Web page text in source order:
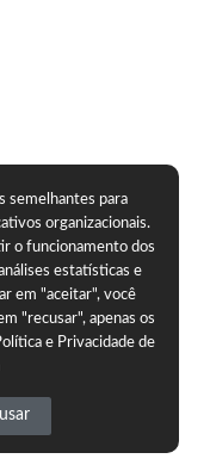
semelhantes para
organizacionais.
o funcionamento dos
estatísticas e
em "aceitar", você
"recusar", apenas os
e Privacidade de